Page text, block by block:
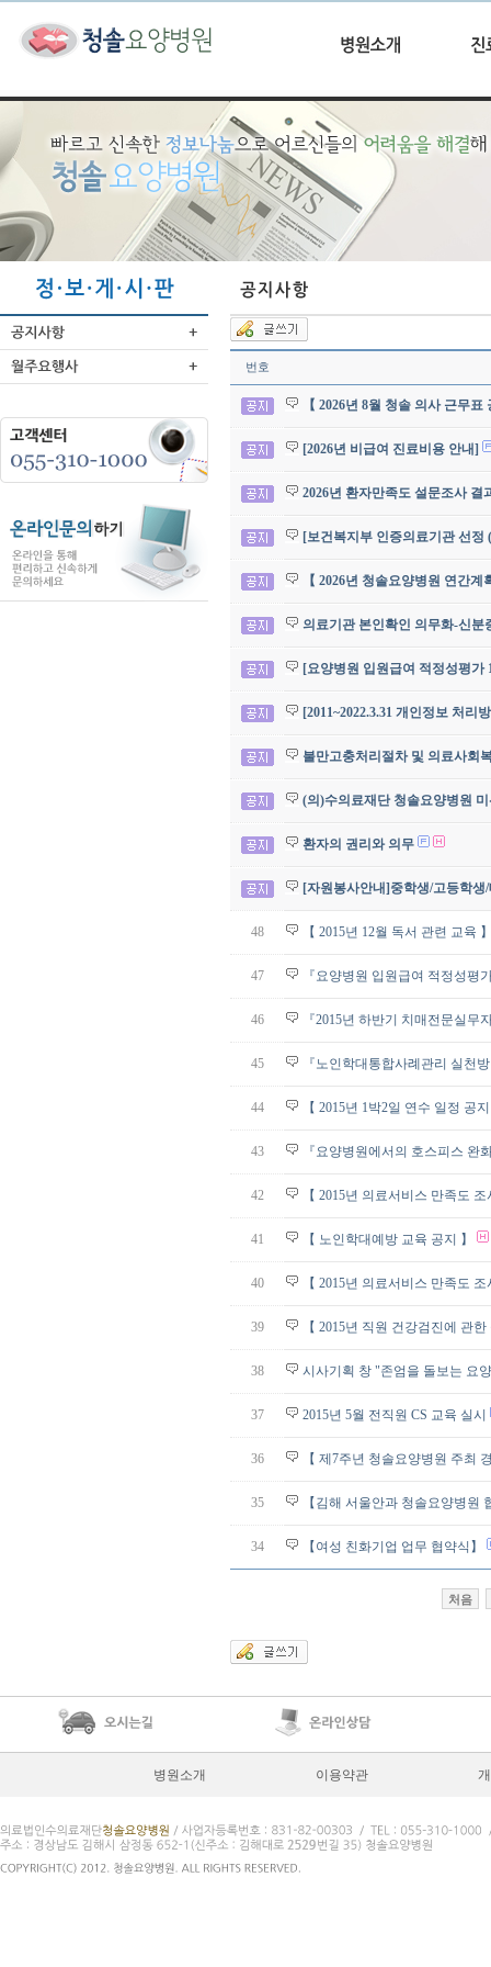
번호
【 2026년 8월 청솔 의사 근무표
[2026년 비급여 진료비용 안내]
2026년 환자만족도 설문조사 결
[보건복지부 인증의료기관 선정
【 2026년 청솔요양병원 연간계
의료기관 본인확인 의무화-신분
[요양병원 입원급여 적정성평가
[2011~2022.3.31 개인정보 처리
불만고충처리절차 및 의료사회
(의)수의료재단 청솔요양병원
환자의 권리와 의무
[자원봉사안내]중학생/고등학
48 【 2015년 12월 독서 관련 교육
47 『요양병원 입원급여 적정성평
46 『2015년 하반기 치매전문실무
45 『노인학대통합사례관리 실천
44 【 2015년 1박2일 연수 일정 공
43 『요양병원에서의 호스피스 완
42 【 2015년 의료서비스 만족도
41 【 노인학대예방 교육 공지 】
40 【 2015년 의료서비스 만족도
39 【 2015년 직원 건강검진에 관
38 시사기획 창 "존엄을 돌보는 요
37 2015년 5월 전직원 CS 교육 실시
36 【 제7주년 청솔요양병원 주최
35 【김해 서울안과 청솔요양병원
34 【여성 친화기업 업무 협약식】
처음
병원소개 이용약관